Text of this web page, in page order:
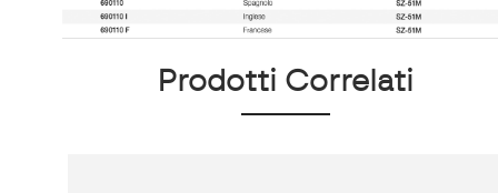
Prodotti Correlati